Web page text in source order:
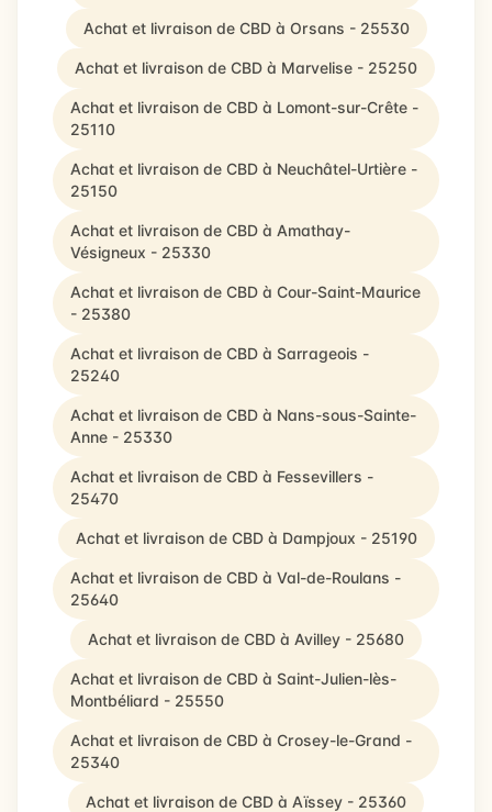
Achat et livraison de CBD à Orsans - 25530
Achat et livraison de CBD à Marvelise - 25250
Achat et livraison de CBD à Lomont-sur-Crête -
25110
Achat et livraison de CBD à Neuchâtel-Urtière -
25150
Achat et livraison de CBD à Amathay-
Vésigneux - 25330
Achat et livraison de CBD à Cour-Saint-Maurice
- 25380
Achat et livraison de CBD à Sarrageois -
25240
Achat et livraison de CBD à Nans-sous-Sainte-
Anne - 25330
Achat et livraison de CBD à Fessevillers -
25470
Achat et livraison de CBD à Dampjoux - 25190
Achat et livraison de CBD à Val-de-Roulans -
25640
Achat et livraison de CBD à Avilley - 25680
Achat et livraison de CBD à Saint-Julien-lès-
Montbéliard - 25550
Achat et livraison de CBD à Crosey-le-Grand -
25340
Achat et livraison de CBD à Aïssey - 25360